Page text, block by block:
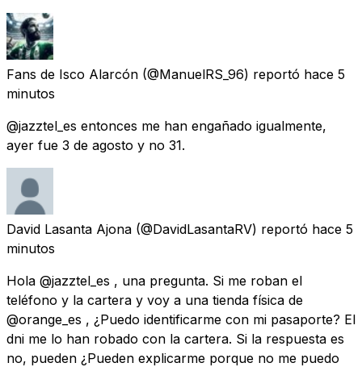
Fans de Isco Alarcón (@ManuelRS_96) reportó hace 5
minutos
@jazztel_es entonces me han engañado igualmente,
ayer fue 3 de agosto y no 31.
David Lasanta Ajona (@DavidLasantaRV) reportó hace 5
minutos
Hola @jazztel_es , una pregunta. Si me roban el
teléfono y la cartera y voy a una tienda física de
@orange_es , ¿Puedo identificarme con mi pasaporte? El
dni me lo han robado con la cartera. Si la respuesta es
no, pueden ¿Pueden explicarme porque no me puedo